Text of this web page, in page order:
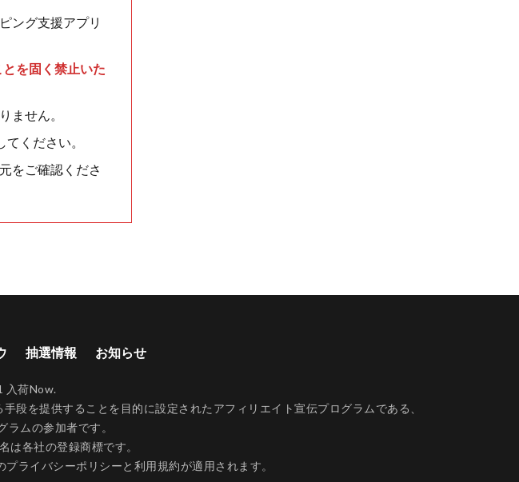
ング支援アプリ
を固く禁止いた
ません。
ください。
をご確認くださ
抽選情報 お知らせ
荷Now.
段を提供することを目的に設定されたアフィリエイト宣伝プログラムである、
ラムの参加者です。
は各社の登録商標です。
プライバシーポリシーと 利用規約が適用されます。